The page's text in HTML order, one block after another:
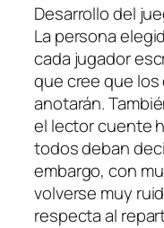
Desarrollo del
La persona
cada jugador
que cree que
anotarán.
el lector cuente
todos deban
embargo, con
volverse muy
respecta al